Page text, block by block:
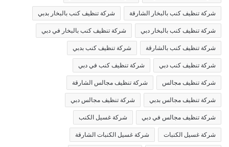
شركة تنظيف كنب بالبخار الشارقة شركة تنظيف كنب بالبخار بدبي
شركة تنظيف كنب بالبخار دبي شركة تنظيف كنب بالبخار في دبي
شركة تنظيف كنب بالشارقة شركة تنظيف كنب بدبي
شركة تنظيف كنب دبي شركة تنظيف كنب في دبي
شركة تنظيف مجالس شركة تنظيف مجالس الشارقة
شركة تنظيف مجالس بدبي شركة تنظيف مجالس دبي
شركة تنظيف مجالس في دبي شركة غسيل الكنب
شركة غسيل الكنبات شركة غسيل الكنبات الشارقة